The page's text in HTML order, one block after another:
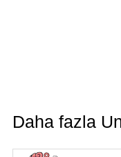
Daha fazla